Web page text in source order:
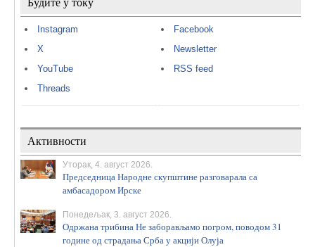
Instagram
X
YouTube
Threads
Facebook
Newsletter
RSS feed
Активности
Уторак, 4. август 2026.
Председница Народне скупштине разговарала са
амбасадором Ирске
Понедељак, 3. август 2026.
Одржана трибина Не заборављамо погром, поводом 31
године од страдања Срба у акцији Олуја